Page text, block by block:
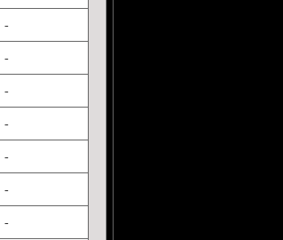
-
-
-
-
-
-
-